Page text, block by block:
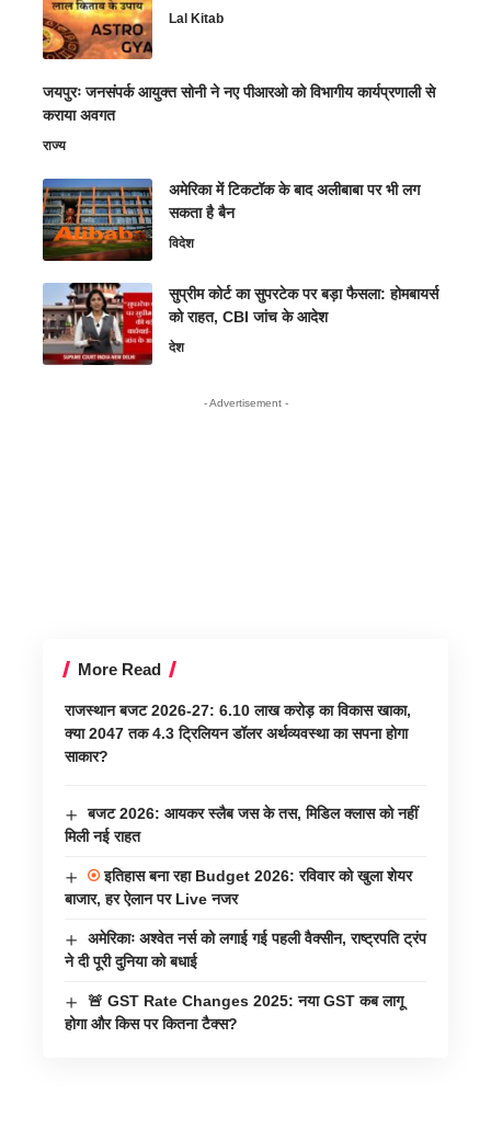
Lal Kitab
जयपुरः जनसंपर्क आयुक्त सोनी ने नए पीआरओ को विभागीय कार्यप्रणाली से
कराया अवगत
राज्य
अमेरिका में टिकटॉक के बाद अलीबाबा पर भी लग
सकता है बैन
विदेश
सुप्रीम कोर्ट का सुपरटेक पर बड़ा फैसला: होमबायर्स
को राहत, CBI जांच के आदेश
देश
- Advertisement -
More Read
राजस्थान बजट 2026-27: 6.10 लाख करोड़ का विकास खाका,
क्या 2047 तक 4.3 ट्रिलियन डॉलर अर्थव्यवस्था का सपना होगा
साकार?
बजट 2026: आयकर स्लैब जस के तस, मिडिल क्लास को नहीं
मिली नई राहत
इतिहास बना रहा Budget 2026: रविवार को खुला शेयर
बाजार, हर ऐलान पर Live नजर
अमेरिकाः अश्वेत नर्स को लगाई गई पहली वैक्सीन, राष्ट्रपति ट्रंप
ने दी पूरी दुनिया को बधाई
🚨 GST Rate Changes 2025: नया GST कब लागू
होगा और किस पर कितना टैक्स?